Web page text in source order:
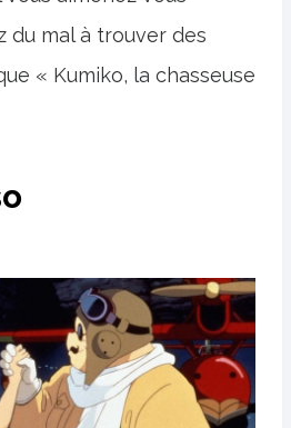
du mal à trouver des
« Kumiko, la chasseuse